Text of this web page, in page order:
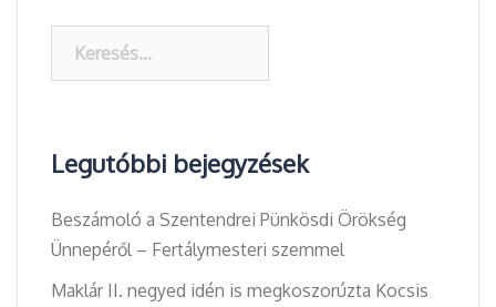
Legutóbbi bejegyzések
Beszámoló a Szentendrei Pünkösdi Örökség
Ünnepéről – Fertálymesteri szemmel
Maklár II. negyed idén is megkoszorúzta Kocsis